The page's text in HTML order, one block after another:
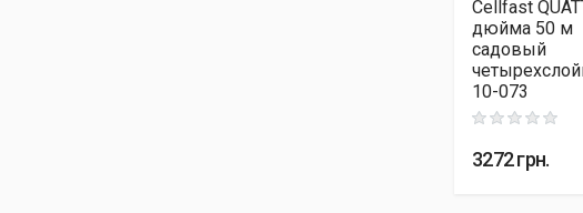
Cellfast
дюйма 50 м
садовый
10-073
Rating: 0 out of 5
3272грн.